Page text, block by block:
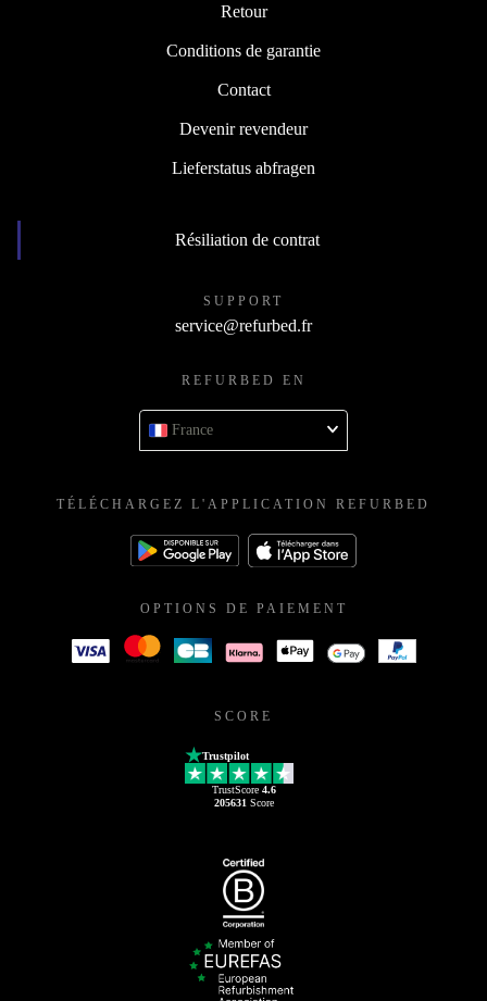
Retour
Conditions de garantie
Contact
Devenir revendeur
Lieferstatus abfragen
Résiliation de contrat
SUPPORT
service@refurbed.fr
REFURBED EN
France
TÉLÉCHARGEZ L'APPLICATION REFURBED
OPTIONS DE PAIEMENT
SCORE
Trustpilot
TrustScore 4.6
205631 Score